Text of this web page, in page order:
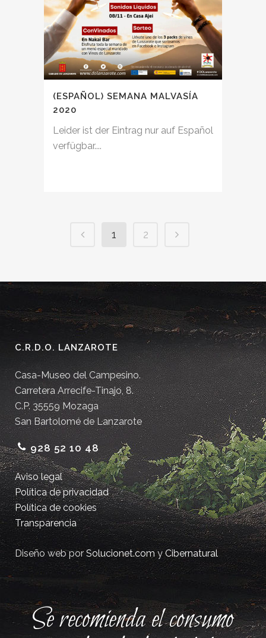
(ESPAÑOL) SEMANA MALVASÍA
2020
Leider ist der Eintrag nur auf Español
verfügbar....
1 2
C.R.D.O. LANZAROTE
Casa-Museo del Campesino.
Carretera Arrecife-Tinajo, 8.
C.P. 35559 Mozaga
San Bartolomé de Lanzarote
928 52 10 48
Aviso legal
Política de privacidad
Política de cookies
Transparencia
Diseño web porSolucionet.comyCibernatural
Se recomienda el consumo